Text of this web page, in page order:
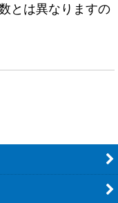
とは異なりますの